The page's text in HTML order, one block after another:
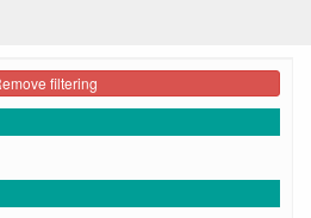
filtering